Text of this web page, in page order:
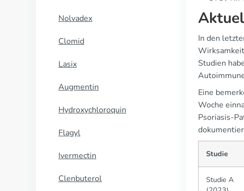
Nolvadex
Clomid
Lasix
Augmentin
Hydroxychloroquin
Flagyl
Ivermectin
Clenbuterol
In den
Studien
Eine
Woche
Psoriasis-
Studie
Studie A